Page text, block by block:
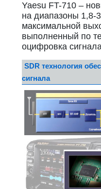
Yaesu FT-710 –
на диапазоны 1,8-
максимальной
выполненный по
оцифровка
SDR технология
сигнала